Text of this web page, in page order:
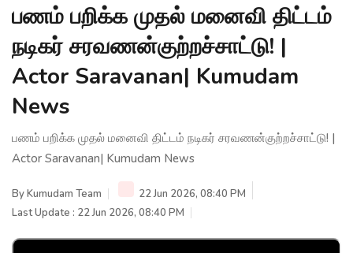
பணம் பறிக்க முதல் மனைவி திட்டம்
நடிகர் சரவணன்குற்றச்சாட்டு! |
Actor Saravanan| Kumudam
News
பணம் பறிக்க முதல் மனைவி திட்டம் நடிகர் சரவணன்குற்றச்சாட்டு! |
Actor Saravanan| Kumudam News
ByKumudam Team
22 Jun 2026, 08:40 PM
Last Update : 22 Jun 2026, 08:40 PM